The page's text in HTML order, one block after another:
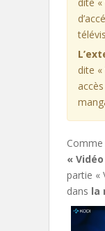
dite
«
partie «
dans la